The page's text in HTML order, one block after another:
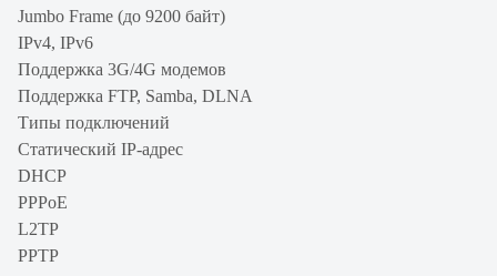
Jumbo Frame (до 9200 байт)
IPv4, IРv6
Поддержка 3G/4G модемов
Поддержка FTP, Samba, DLNA
Типы подключений
Статический IP-адрес
DHCP
PPPoE
L2TP
PPTP